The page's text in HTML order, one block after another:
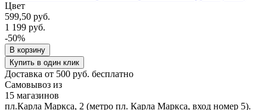
Цвет
599,50 руб.
1 199 руб.
-50%
В корзину
Купить в один клик
Доставка от 500 руб. бесплатно
Самовывоз из
15 магазинов
пл.Карла Маркса, 2 (метро пл. Карла Маркса, вход номер 5).